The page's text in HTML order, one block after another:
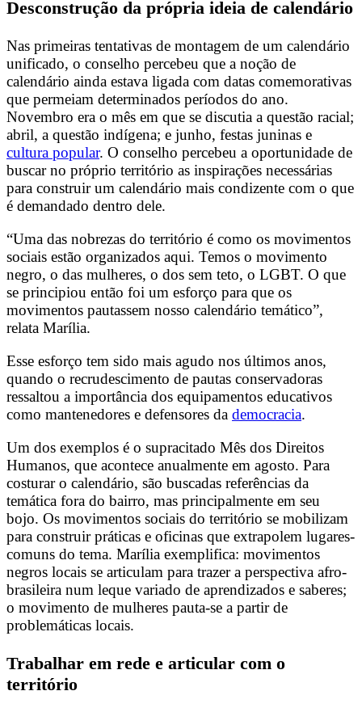
Desconstrução da própria ideia de calendário
Nas primeiras tentativas de montagem de um calendário
unificado, o conselho percebeu que a noção de
calendário ainda estava ligada com datas comemorativas
que permeiam determinados períodos do ano.
Novembro era o mês em que se discutia a questão racial;
abril, a questão indígena; e junho, festas juninas e
cultura popular. O conselho percebeu a oportunidade de
buscar no próprio território as inspirações necessárias
para construir um calendário mais condizente com o que
é demandado dentro dele.
“Uma das nobrezas do território é como os movimentos
sociais estão organizados aqui. Temos o movimento
negro, o das mulheres, o dos sem teto, o LGBT. O que
se principiou então foi um esforço para que os
movimentos pautassem nosso calendário temático”,
relata Marília.
Esse esforço tem sido mais agudo nos últimos anos,
quando o recrudescimento de pautas conservadoras
ressaltou a importância dos equipamentos educativos
como mantenedores e defensores da democracia.
Um dos exemplos é o supracitado Mês dos Direitos
Humanos, que acontece anualmente em agosto. Para
costurar o calendário, são buscadas referências da
temática fora do bairro, mas principalmente em seu
bojo. Os movimentos sociais do território se mobilizam
para construir práticas e oficinas que extrapolem lugares-
comuns do tema. Marília exemplifica: movimentos
negros locais se articulam para trazer a perspectiva afro-
brasileira num leque variado de aprendizados e saberes;
o movimento de mulheres pauta-se a partir de
problemáticas locais.
Trabalhar em rede e articular com o
território